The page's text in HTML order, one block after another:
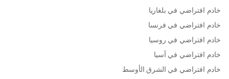
خادم افتراضي في بلغاريا
خادم افتراضي في فرنسا
خادم افتراضي في روسيا
خادم افتراضي في آسيا
خادم افتراضي في الشرق الأوسط